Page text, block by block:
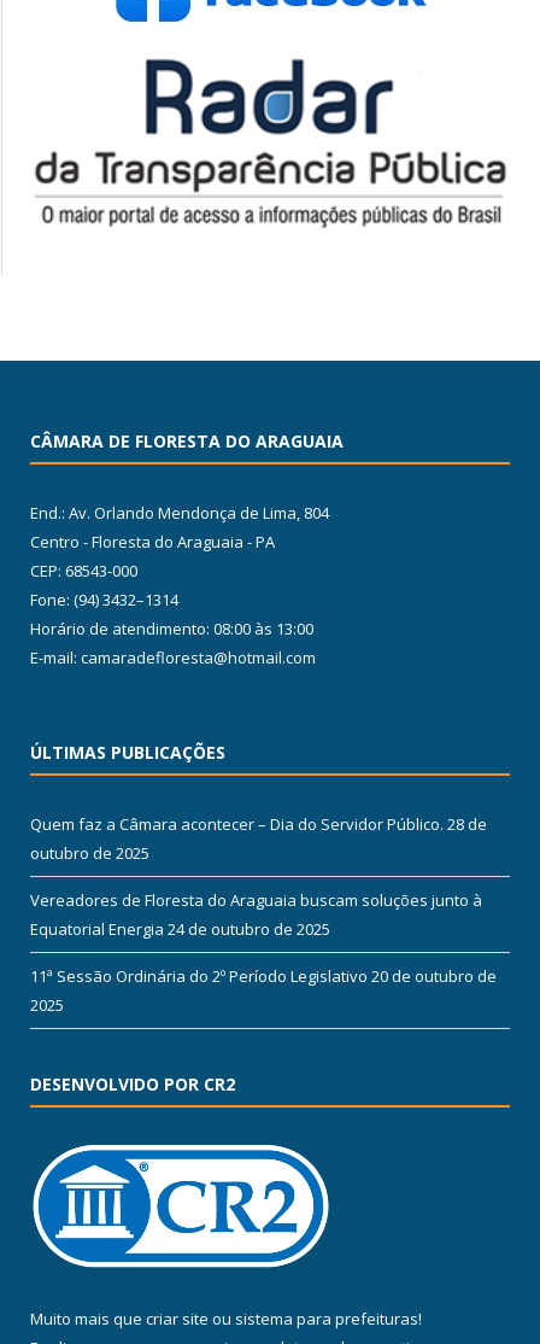
CÂMARA DE FLORESTA DO ARAGUAIA
End.: Av. Orlando Mendonça de Lima, 804
Centro - Floresta do Araguaia - PA
CEP: 68543-000
Fone: (94) 3432–1314
Horário de atendimento: 08:00 às 13:00
E-mail: camaradefloresta@hotmail.com
ÚLTIMAS PUBLICAÇÕES
Quem faz a Câmara acontecer – Dia do Servidor Público. 28 de
outubro de 2025
Vereadores de Floresta do Araguaia buscam soluções junto à
Equatorial Energia 24 de outubro de 2025
11ª Sessão Ordinária do 2º Período Legislativo 20 de outubro de
2025
DESENVOLVIDO POR CR2
Muito mais que criar site ou sistema para prefeituras!